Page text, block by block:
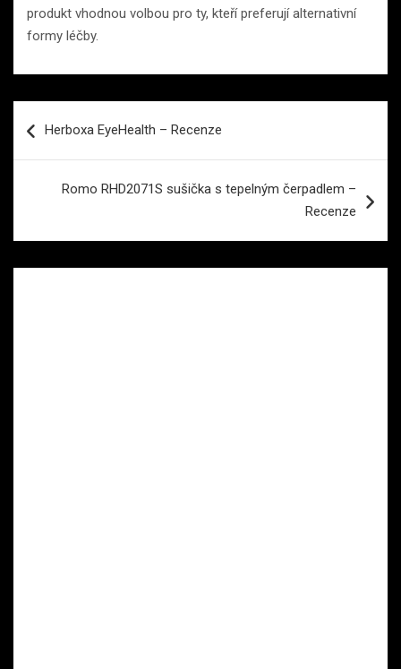
produkt vhodnou volbou pro ty, kteří preferují alternativní
formy léčby.
proHerboxa EyeHealth – Recenze
Romo RHD2071S sušička s tepelným čerpadlem –
Recenze